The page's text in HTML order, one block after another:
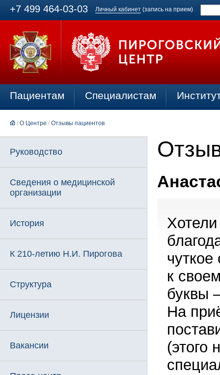
+7 499 464-03-03 Личный кабинет (запись на прием)
Пациентам Специалистам
/ О Центре / Отзывы пациентов
Руководство
Сведения о медицинской
организации
История
К 210-летию Н.И. Пирогова
Структура
Лицензии
Вакансии
к
буквы
На
(этого